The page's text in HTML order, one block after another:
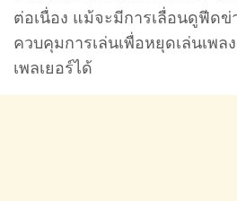
ต่อเนื่อง แม้จะมีการเลื่อนดูฟีด
ควบคุมการเล่นเพื่อหยุดเล่นเพ
เพลเยอร์ได้